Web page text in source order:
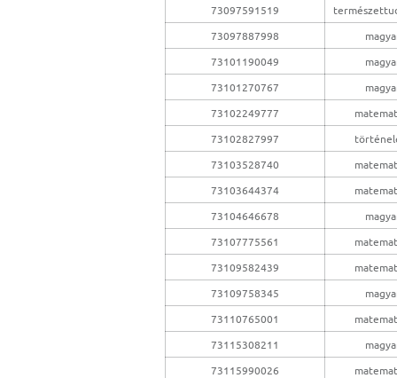
73097591519
73097887998
73101190049
73101270767
73102249777
73102827997
73103528740
73103644374
73104646678
73107775561
73109582439
73109758345
73110765001
73115308211
73115990026